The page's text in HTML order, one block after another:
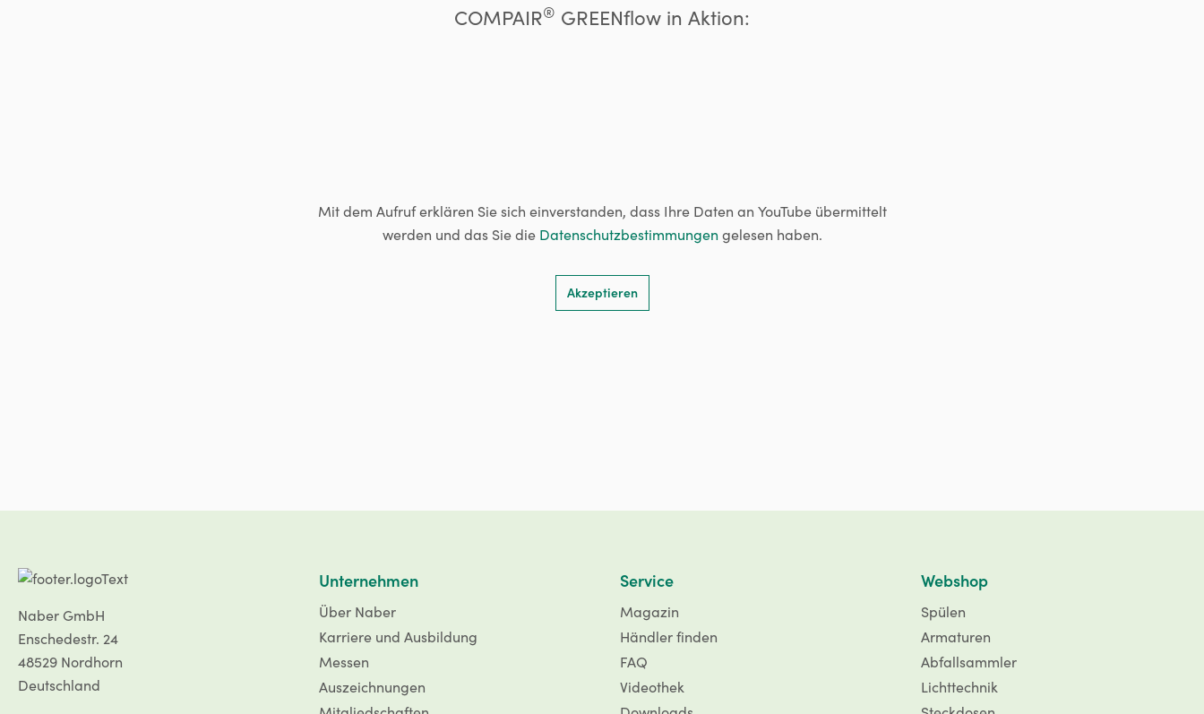
COMPAIR® GREENflow in Aktion:
Mit dem Aufruf erklären Sie sich einverstanden, dass Ihre Daten an YouTube übermittelt
werden und das Sie die Datenschutzbestimmungen gelesen haben.
Akzeptieren
Naber GmbH
Enschedestr. 24
48529 Nordhorn
Deutschland
Unternehmen
Über Naber
Karriere und Ausbildung
Messen
Auszeichnungen
Service
Magazin
Händler finden
FAQ
Videothek
Webshop
Spülen
Armaturen
Abfallsammler
Lichttechnik